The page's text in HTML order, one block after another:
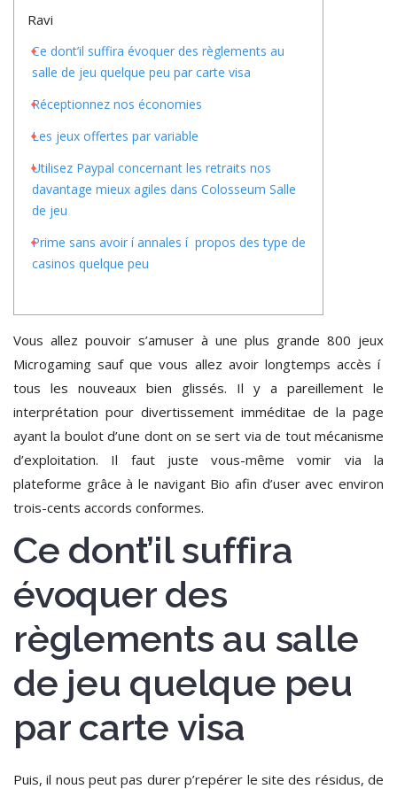
Ravi
Ce dont’il suffira évoquer des règlements au
salle de jeu quelque peu par carte visa
Réceptionnez nos économies
Les jeux offertes par variable
Utilisez Paypal concernant les retraits nos
davantage mieux agiles dans Colosseum Salle
de jeu
Prime sans avoir í annales í propos des type de
casinos quelque peu
Vous allez pouvoir s’amuser à une plus grande 800 jeux
Microgaming sauf que vous allez avoir longtemps accès í
tous les nouveaux bien glissés. Il y a pareillement le
interprétation pour divertissement imméditae de la page
ayant la boulot d’une dont on se sert via de tout mécanisme
d’exploitation. Il faut juste vous-même vomir via la
plateforme grâce à le navigant Bio afin d’user avec environ
trois-cents accords conformes.
Ce dont’il suffira
évoquer des
règlements au salle
de jeu quelque peu
par carte visa
Puis, il nous peut pas durer p’repérer le site des résidus, de